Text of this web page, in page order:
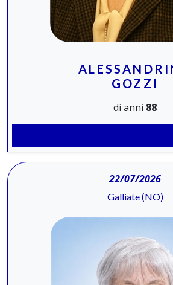
GOZZI
di anni 88
22/07/2026
Galliate (NO)